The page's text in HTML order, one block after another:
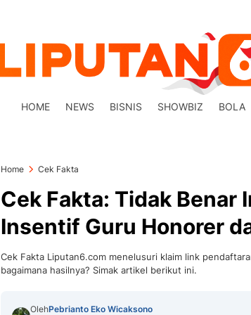
HOME NEWS BISNIS SHOWBIZ BOLA
Home Cek Fakta
Cek Fakta: Tidak Benar
Insentif Guru Honorer
Cek Fakta Liputan6.com menelusuri klaim link
bagaimana hasilnya? Simak artikel berikut ini.
OlehPebrianto Eko Wicaksono